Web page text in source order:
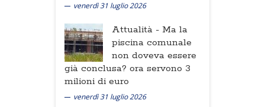
venerdì 31 luglio 2026
Attualità - Ma la
piscina comunale
non doveva essere
già conclusa? ora servono 3
milioni di euro
venerdì 31 luglio 2026